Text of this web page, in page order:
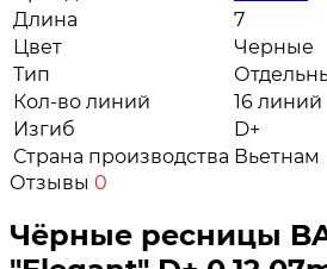
Длина
7
Цвет
Черные
Тип
Кол-во линий
16 линий
Изгиб
D+
Страна производства Вьетнам
Отзывы 0
Чёрные ресницы